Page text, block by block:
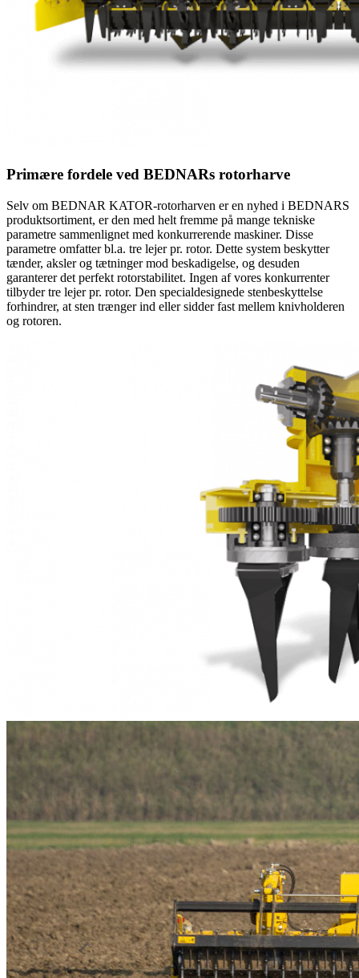
Primære fordele ved BEDNARs rotorharve
Selv om BEDNAR KATOR-rotorharven er en nyhed i BEDNARS
produktsortiment, er den med helt fremme på mange tekniske
parametre sammenlignet med konkurrerende maskiner. Disse
parametre omfatter bl.a. tre lejer pr. rotor. Dette system beskytter
tænder, aksler og tætninger mod beskadigelse, og desuden
garanterer det perfekt rotorstabilitet. Ingen af vores konkurrenter
tilbyder tre lejer pr. rotor. Den specialdesignede stenbeskyttelse
forhindrer, at sten trænger ind eller sidder fast mellem knivholderen
og rotoren.